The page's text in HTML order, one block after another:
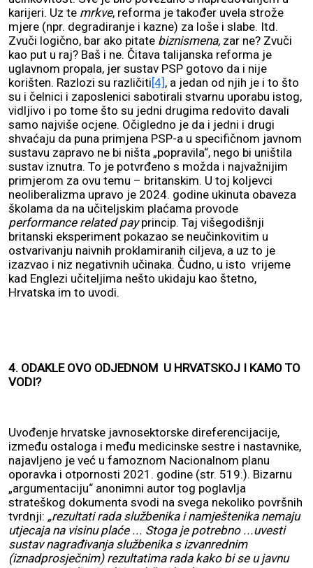
karijeri. Uz te mrkve, reforma je također uvela strože
mjere (npr. degradiranje i kazne) za loše i slabe. Itd.
Zvuči logično, bar ako pitate biznismena, zar ne? Zvuči
kao put u raj? Baš i ne. Čitava talijanska reforma je
uglavnom propala, jer sustav PSP gotovo da i nije
korišten. Razlozi su različiti [4] , a jedan od njih je i to što
su i čelnici i zaposlenici sabotirali stvarnu uporabu istog,
vidljivo i po tome što su jedni drugima redovito davali
samo najviše ocjene. Očigledno je da i jedni i drugi
shvaćaju da puna primjena PSP-a u specifičnom javnom
sustavu zapravo ne bi ništa „popravila“, nego bi uništila
sustav iznutra. To je potvrđeno s možda i najvažnijim
primjerom za ovu temu – britanskim. U toj koljevci
neoliberalizma upravo je 2024. godine ukinuta obaveza
školama da na učiteljskim plaćama provode
performance related payprincip. Taj višegodišnji
britanski eksperiment pokazao se neučinkovitim u
ostvarivanju naivnih proklamiranih ciljeva, a uz to je
izazvao i niz negativnih učinaka. Čudno, u isto vrijeme
kad Englezi učiteljima nešto ukidaju kao štetno,
Hrvatska im to uvodi.
4. ODAKLE OVO ODJEDNOM U HRVATSKOJ I KAMO TO
VODI?
Uvođenje hrvatske javnosektorske direferencijacije,
između ostaloga i među medicinske sestre i nastavnike,
najavljeno je već u famoznom Nacionalnom planu
oporavka i otpornosti 2021. godine (str. 519.). Bizarnu
„argumentaciju“ anonimni autor tog poglavlja
strateškog dokumenta svodi na svega nekoliko površnih
tvrdnji: „rezultati rada službenika i namještenika nemaju
utjecaja na visinu plaće ... Stoga je potrebno ...uvesti
sustav nagrađivanja službenika s izvanrednim
(iznadprosječnim) rezultatima rada kako bi se u javnu